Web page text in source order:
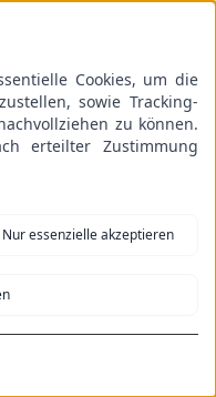
werden an
Entwickler) zur
E-Mail Adresse an den
um zu prüfen, ob die
haben. Zu Details
Ihrer Daten und
gern Pseudonyme und
Cookies, um die
sowie Tracking-
zu können.
erteilter Zustimmung
Nur essenzielle akzeptieren